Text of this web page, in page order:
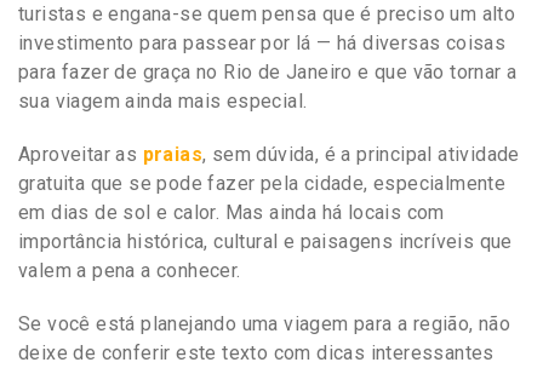
turistas e engana-se quem pensa que é preciso um alto
investimento para passear por lá — há diversas coisas
para fazer de graça no Rio de Janeiro e que vão tornar a
sua viagem ainda mais especial.
Aproveitar as praias, sem dúvida, é a principal atividade
gratuita que se pode fazer pela cidade, especialmente
em dias de sol e calor. Mas ainda há locais com
importância histórica, cultural e paisagens incríveis que
valem a pena a conhecer.
Se você está planejando uma viagem para a região, não
deixe de conferir este texto com dicas interessantes